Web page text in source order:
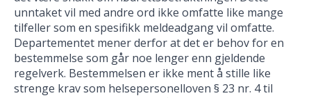
unntaket vil med andre ord ikke omfatte like mange
tilfeller som en spesifikk meldeadgang vil omfatte.
Departementet mener derfor at det er behov for en
bestemmelse som går noe lenger enn gjeldende
regelverk. Bestemmelsen er ikke ment å stille like
strenge krav som helsepersonelloven § 23 nr. 4 til